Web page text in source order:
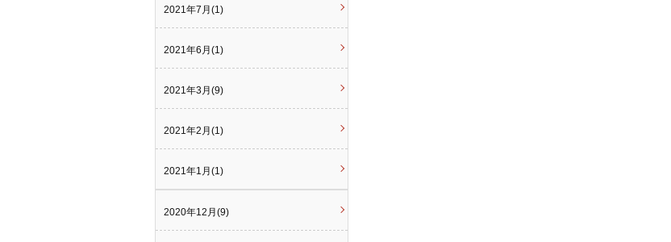
2021年7月(1)
2021年6月(1)
2021年3月(9)
2021年2月(1)
2021年1月(1)
2020年12月(9)